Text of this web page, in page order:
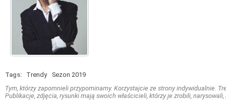
Tags: Trendy
Sezon 2019
Tym, którzy zapomnieli przypominamy. Korzystajcie ze strony indywidualnie.
Publikacje, zdjęcia, rysunki mają swoich właścicieli, którzy je zrobili,